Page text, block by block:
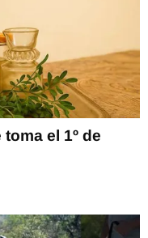
el 1º de